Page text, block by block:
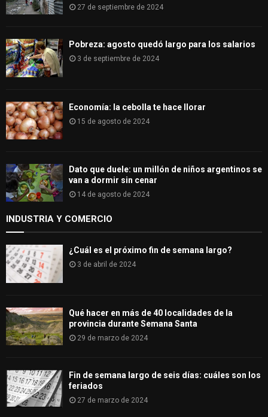
27 de septiembre de 2024
Pobreza: agosto quedó largo para los salarios
3 de septiembre de 2024
Economía: la cebolla te hace llorar
15 de agosto de 2024
Dato que duele: un millón de niños argentinos se
van a dormir sin cenar
14 de agosto de 2024
INDUSTRIA Y COMERCIO
¿Cuál es el próximo fin de semana largo?
3 de abril de 2024
Qué hacer en más de 40 localidades de la
provincia durante Semana Santa
29 de marzo de 2024
Fin de semana largo de seis días: cuáles son los
feriados
27 de marzo de 2024